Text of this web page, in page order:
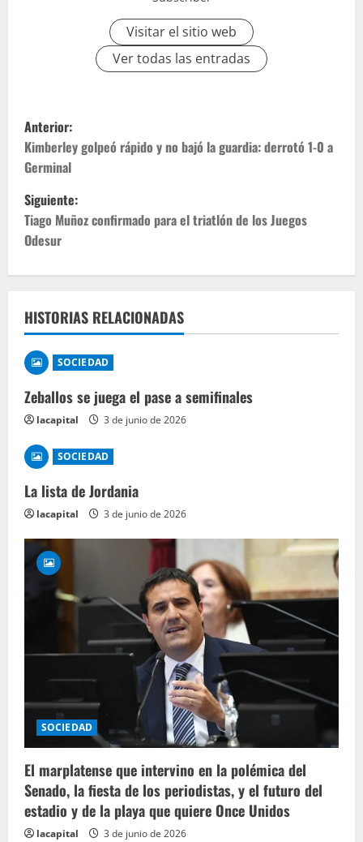
Visitar el sitio web
Ver todas las entradas
Anterior:
Kimberley golpeó rápido y no bajó la guardia: derrotó 1-0 a
Germinal
Siguiente:
Tiago Muñoz confirmado para el triatlón de los Juegos
Odesur
HISTORIAS RELACIONADAS
SOCIEDAD
Zeballos se juega el pase a semifinales
lacapital 3 de junio de 2026
SOCIEDAD
La lista de Jordania
lacapital 3 de junio de 2026
SOCIEDAD
El marplatense que intervino en la polémica del
Senado, la fiesta de los periodistas, y el futuro del
estadio y de la playa que quiere Once Unidos
lacapital 3 de junio de 2026